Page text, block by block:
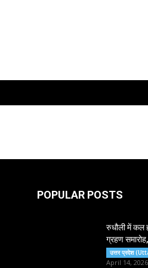
POPULAR POSTS
रुधौली में कल
ग्रहण
उत्तर प्रदेश
April 14, 2026